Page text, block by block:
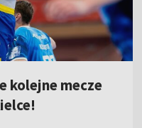
kolejne mecze